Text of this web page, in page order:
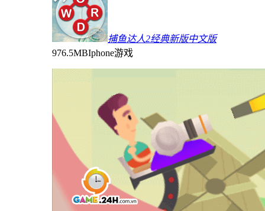
捕鱼达人2经典新版中文版
976.5MBIphone游戏